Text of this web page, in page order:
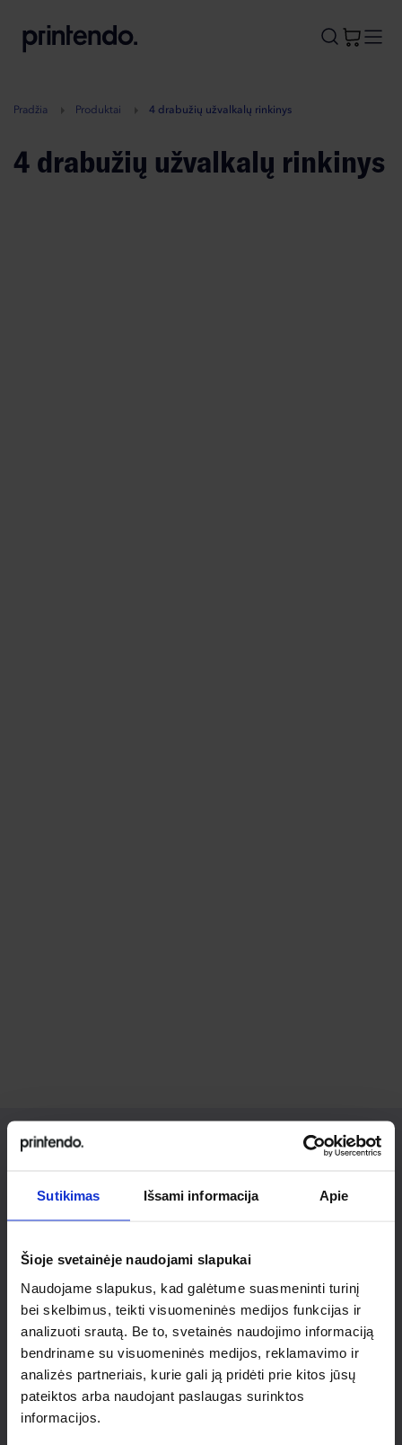
Sutikimas Išsami informacija Apie
Šioje svetainėje naudojami slapukai
Naudojame slapukus, kad galėtume suasmeninti turinį
bei skelbimus, teikti visuomeninės medijos funkcijas ir
analizuoti srautą. Be to, svetainės naudojimo informaciją
bendriname su visuomeninės medijos, reklamavimo ir
analizės partneriais, kurie gali ją pridėti prie kitos jūsų
pateiktos arba naudojant paslaugas surinktos
informacijos.
A
Pradžia Produktai 4 drabužių užvalkalų rinkinys
4 drabužių užvalkalų rinkinys
Ieškai
individualaus
sprendimo?
Susisiek su mumis dėl
nestandartinio produkto aptarimo.
Susisiekti